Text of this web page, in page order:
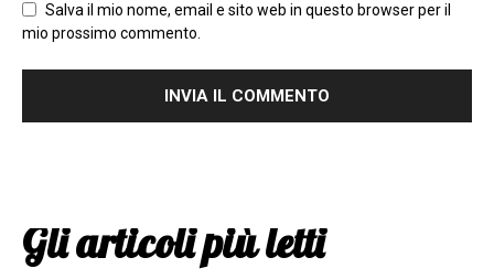
Salva il mio nome, email e sito web in questo browser per il
mio prossimo commento.
Gli articoli più letti